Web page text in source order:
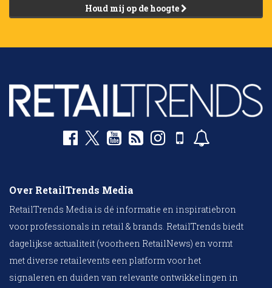
Houd mij op de hoogte
Over RetailTrends Media
RetailTrends Media is dé informatie en inspiratiebron
voor professionals in retail & brands. RetailTrends biedt
dagelijkse actualiteit (voorheen RetailNews) en vormt
met diverse retailevents een platform voor het
signaleren en duiden van relevante ontwikkelingen in